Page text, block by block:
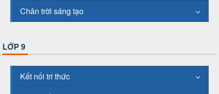
Chân trời sáng tạo
LỚP 9
Kết nối tri thức